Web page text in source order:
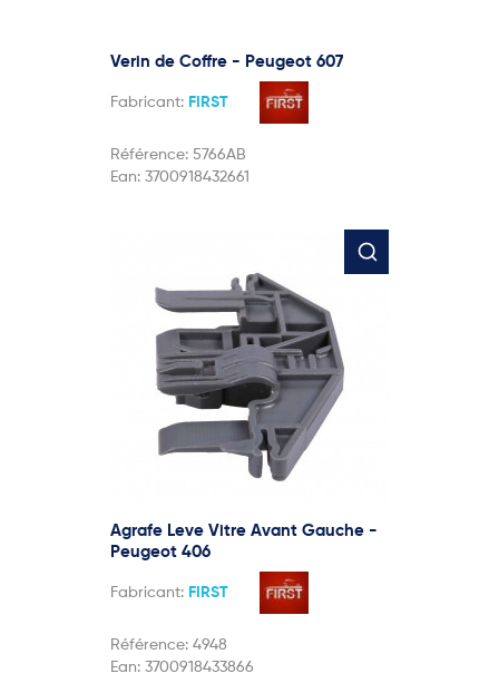
Verin de Coffre - Peugeot 607
Fabricant: FIRST
Référence: 5766AB
Ean: 3700918432661
Agrafe Leve Vitre Avant Gauche -
Peugeot 406
Fabricant: FIRST
Référence: 4948
Ean: 3700918433866